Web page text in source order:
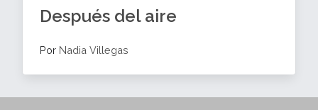
Después del aire
Por Nadia Villegas